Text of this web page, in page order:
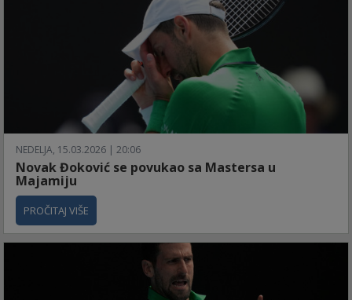
NEDELJA, 15.03.2026 | 20:06
Novak Đoković se povukao sa Mastersa u
Majamiju
PROČITAJ VIŠE